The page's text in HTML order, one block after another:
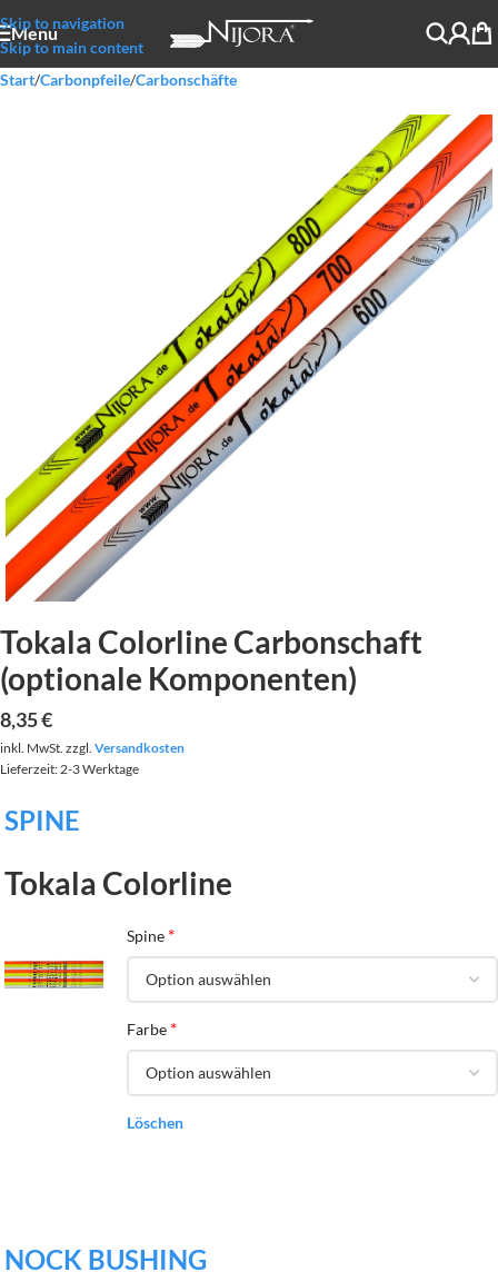
Skip to navigation
Skip to main content
Menu
Start/Carbonpfeile/Carbonschäfte
Tokala Colorline Carbonschaft
(optionale Komponenten)
8,35€
inkl. MwSt. zzgl. Versandkosten
Lieferzeit:2-3 Werktage
SPINE
Tokala Colorline
Spine *
Farbe *
Löschen
NOCK BUSHING